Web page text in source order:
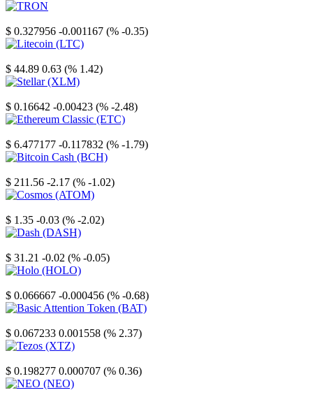
$ 0.327956 -0.001167 (% -0.35)
$ 44.89 0.63 (% 1.42)
$ 0.16642 -0.00423 (% -2.48)
$ 6.477177 -0.117832 (% -1.79)
$ 211.56 -2.17 (% -1.02)
$ 1.35 -0.03 (% -2.02)
$ 31.21 -0.02 (% -0.05)
$ 0.066667 -0.000456 (% -0.68)
$ 0.067233 0.001558 (% 2.37)
$ 0.198277 0.000707 (% 0.36)